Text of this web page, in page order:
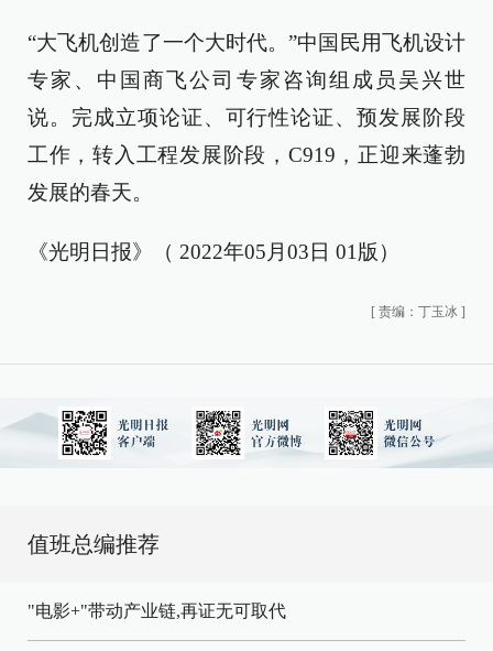
“大飞机创造了一个大时代。”中国民用飞机设计
专家、中国商飞公司专家咨询组成员吴兴世
说。完成立项论证、可行性论证、预发展阶段
工作，转入工程发展阶段，C919，正迎来蓬勃
发展的春天。
《光明日报》（ 2022年05月03日 01版）
[ 责编：丁玉冰 ]
值班总编推荐
"电影+"带动产业链,再证无可取代